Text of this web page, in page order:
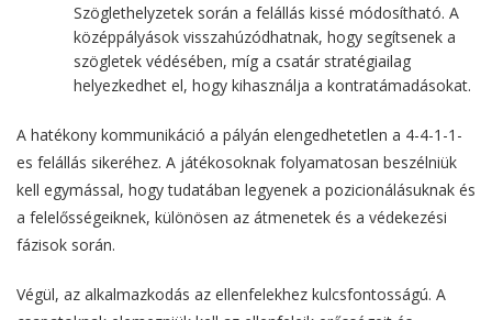
Szöglethelyzetek során a felállás kissé módosítható. A
középpályások visszahúzódhatnak, hogy segítsenek a
szögletek védésében, míg a csatár stratégiailag
helyezkedhet el, hogy kihasználja a kontratámadásokat.
A hatékony kommunikáció a pályán elengedhetetlen a 4-4-1-1-
es felállás sikeréhez. A játékosoknak folyamatosan beszélniük
kell egymással, hogy tudatában legyenek a pozicionálásuknak és
a felelősségeiknek, különösen az átmenetek és a védekezési
fázisok során.
Végül, az alkalmazkodás az ellenfelekhez kulcsfontosságú. A